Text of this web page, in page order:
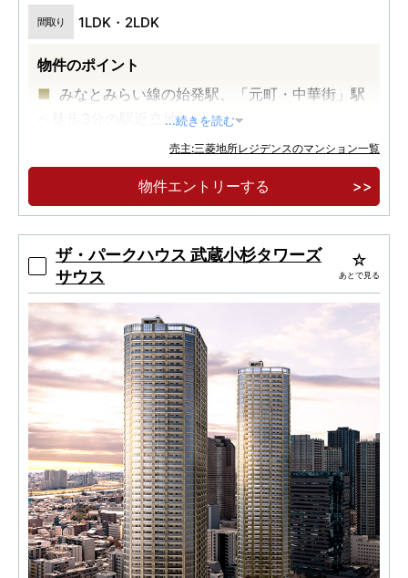
間取り 1LDK・2LDK
物件のポイント
みなとみらい線の始発駅、「元町・中華街」駅
へ徒歩3分の駅近立地
西洋文化×中華街をはじめとする賑わいの結節
点である立地特性
『YOKOHAMA MIX STYLE』伝統と先進が織り
...続きを読む
売主:三菱地所レジデンスのマンション一覧
物件エントリーする
ザ・パークハウス 武蔵小杉タワーズ
サウス
あとで見る